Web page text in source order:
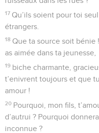
17 Qu’ils soient pour toi
étrangers.
18 Que ta source soit bénie
as aimée dans ta jeunesse,
19 biche charmante,
t’enivrent toujours et que
amour !
20 Pourquoi, mon fils,
d’autrui ? Pourquoi
inconnue ?